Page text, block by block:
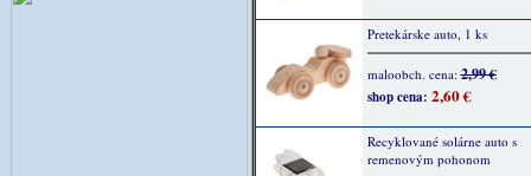
Pretekárske auto, 1 ks
maloobch. cena:2,99 €
shop cena: 2,60 €
Recyklované solárne auto s
remenovým pohonom